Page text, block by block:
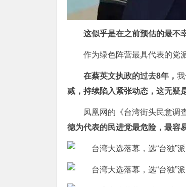
这似乎是在之前预估的最不
作为绿色阵营最具代表的党
在蔡英文执政的过去8年，
减，持续陷入紧张动态，这无疑
凤凰网的《台湾街头民意调
德为代表的民进党最危险，最容